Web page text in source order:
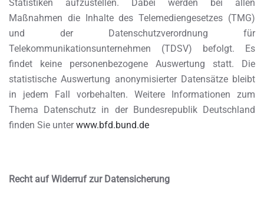
Statistiken aufzustellen. Dabei werden bei allen
Maßnahmen die Inhalte des Telemediengesetzes (TMG)
und der Datenschutzverordnung für
Telekommunikationsunternehmen (TDSV) befolgt. Es
findet keine personenbezogene Auswertung statt. Die
statistische Auswertung anonymisierter Datensätze bleibt
in jedem Fall vorbehalten. Weitere Informationen zum
Thema Datenschutz in der Bundesrepublik Deutschland
finden Sie unterwww.bfd.bund.de
Recht auf Widerruf zur Datensicherung